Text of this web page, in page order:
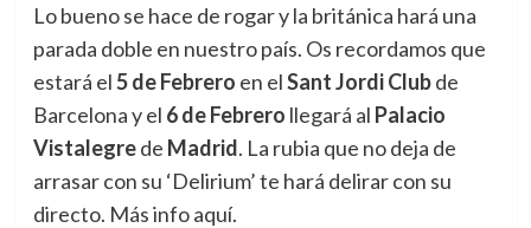
Lo bueno se hace de rogar y la británica hará una
parada doble en nuestro país. Os recordamos que
estará el5 de Febrero en elSant Jordi Clubde
Barcelona y el 6 de Febrero llegará al Palacio
Vistalegrede Madrid. La rubia que no deja de
arrasar con su ‘Delirium’ te hará delirar con su
directo. Más info aquí.